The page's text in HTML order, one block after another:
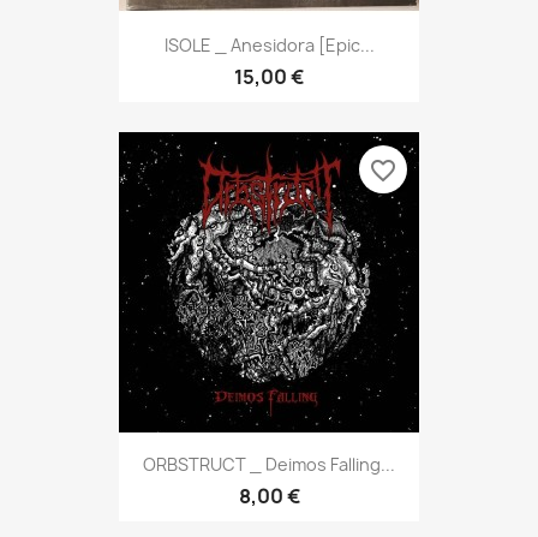
ISOLE _ Anesidora [Epic...
15,00 €
ORBSTRUCT _ Deimos Falling...
8,00 €
favorite_border